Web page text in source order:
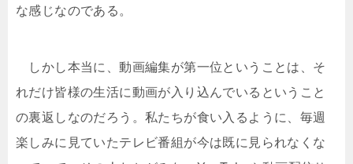
な感じなのである。
しかし本当に、動画編集が第一位ということは、そ
れだけ皆様の生活に動画が入り込んでいるということ
の裏返しなのだろう。私たちが食い入るように、毎週
楽しみに見ていたテレビ番組が今は既に見られなくな